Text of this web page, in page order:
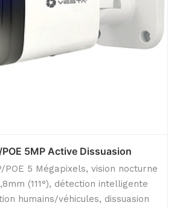
POE 5MP Active Dissuasion
5 Mégapixels, vision nocturne
(111°), détection intelligente
humains/véhicules, dissuasion